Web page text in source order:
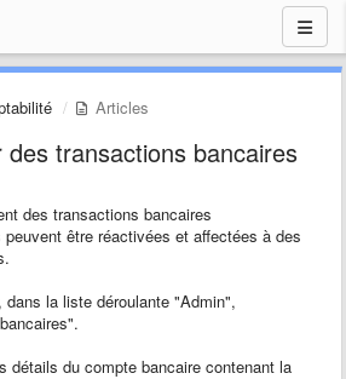
Articles
des transactions bancaires
des transactions bancaires
être réactivées et affectées à des
dans la liste déroulante "Admin",
détails du compte bancaire contenant la